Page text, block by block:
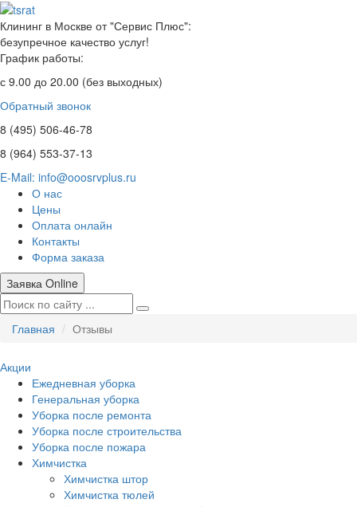
Клининг в Москве от "Сервис Плюс":
безупречное качество услуг!
График работы:
с 9.00 до 20.00 (без выходных)
Обратный звонок
8 (495) 506-46-78
8 (964) 553-37-13
E-Mail: info@ooosrvplus.ru
О нас
Цены
Оплата онлайн
Контакты
Форма заказа
Заявка Online
Главная Отзывы
Акции
Ежедневная уборка
Генеральная уборка
Уборка после ремонта
Уборка после строительства
Уборка после пожара
Химчистка
Химчистка штор
Химчистка тюлей